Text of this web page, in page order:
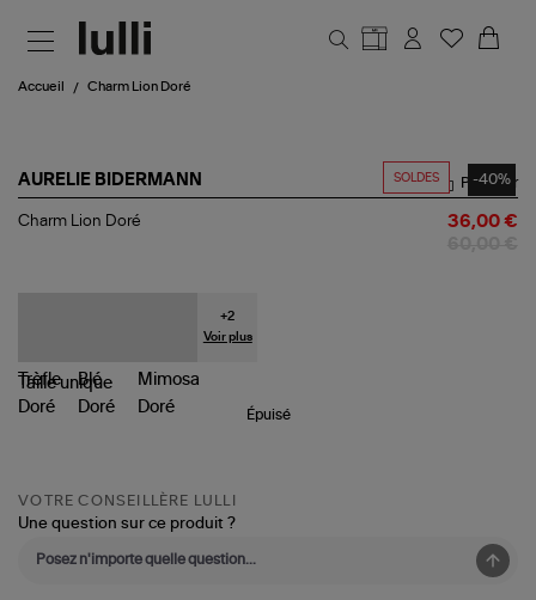
Accueil Charm Lion Doré
SOLDES -40%
AURELIE BIDERMANN
Charm
Partager
Charm Lion Doré 36,00 €
+2
Voir plus
Tailleunique
Épuisé
VOTRE CONSEILLÈRE LULLI
Une question sur ce produit ?